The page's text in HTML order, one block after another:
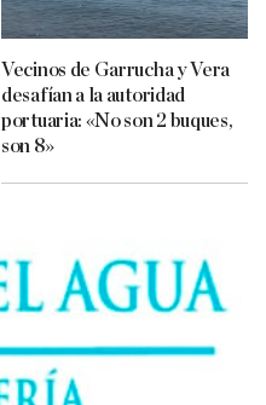
Vecinos de Garrucha y Vera
desafían a la autoridad
portuaria: «No son 2 buques,
son 8»